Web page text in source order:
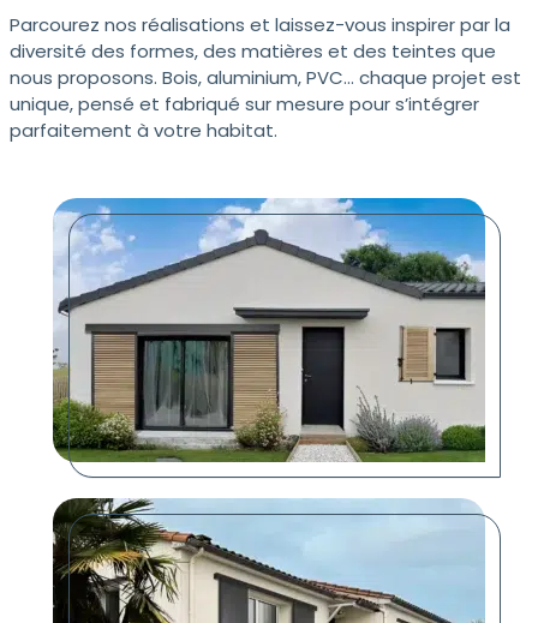
Parcourez nos réalisations et laissez-vous inspirer par la
diversité des formes, des matières et des teintes que
nous proposons. Bois, aluminium, PVC… chaque projet est
unique, pensé et fabriqué sur mesure pour s’intégrer
parfaitement à votre habitat.